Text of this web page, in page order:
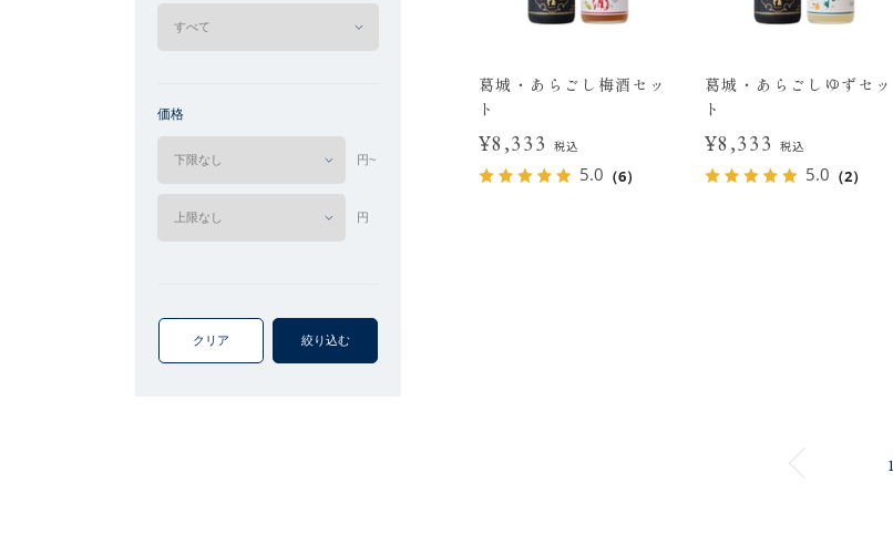
価格
円~
円
クリア 絞り込む
葛城・あらごし梅酒セッ
ト
¥8,333 税込
5.0 （6）
葛城・あらごしゆずセッ
ト
¥8,333 税込
5.0 （2）
1